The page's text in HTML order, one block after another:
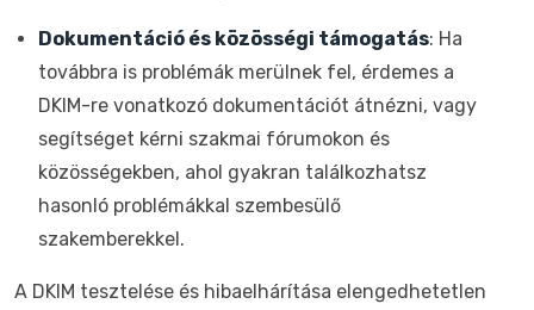
Dokumentáció és közösségi támogatás: Ha
továbbra is problémák merülnek fel, érdemes a
DKIM-re vonatkozó dokumentációt átnézni, vagy
segítséget kérni szakmai fórumokon és
közösségekben, ahol gyakran találkozhatsz
hasonló problémákkal szembesülő
szakemberekkel.
A DKIM tesztelése és hibaelhárítása elengedhetetlen